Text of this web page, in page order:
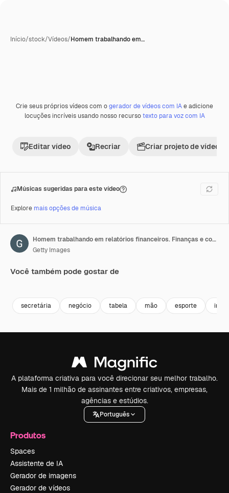
Início/stock/Vídeos/Homem trabalhando em…
Premium
Crie seus próprios vídeos com ogerador de vídeos com IAe adicione
locuções incríveis usando nosso recursotexto para voz com IA
Editar vídeo Recriar Criar projeto de vídeo
Músicas sugeridas para este vídeo
Explore mais opções de música
Homem trabalhando em relatórios financeiros. Finanças e contabilidade, planejamento orçamentário da empresa.
Getty Images
Você também pode gostar de
secretária negócio tabela mão esporte
A plataforma criativa para você direcionar seu melhor trabalho.
Mais de 1 milhão de assinantes entre criativos, empresas,
agências e estúdios.
Português
Produtos
Spaces
Assistente de IA
Gerador de imagens
Gerador de vídeos